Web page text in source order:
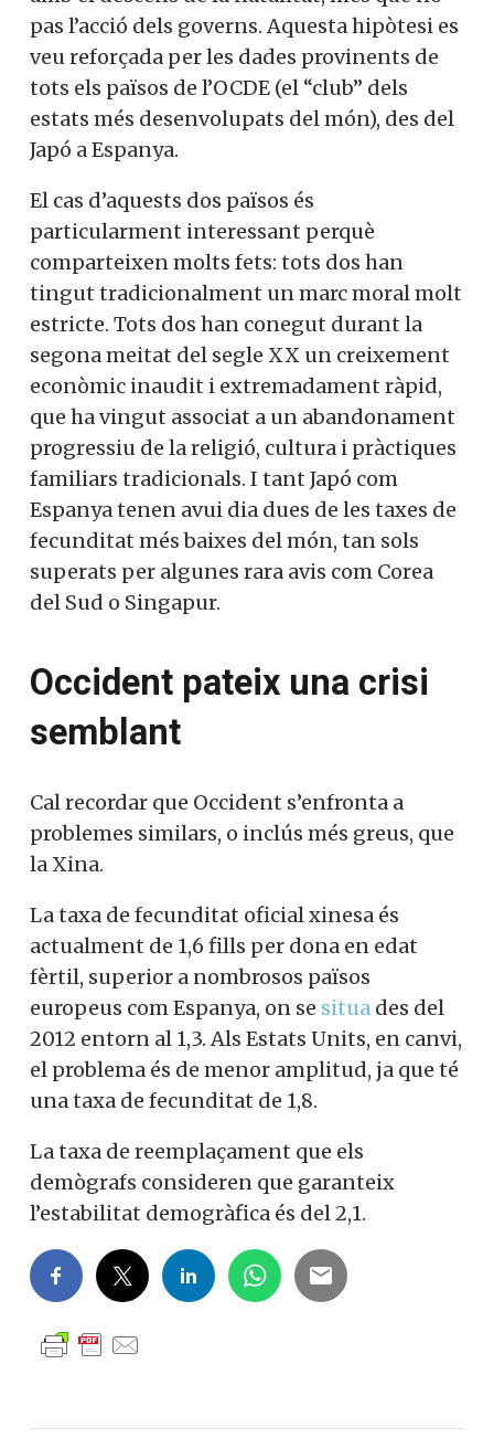
pas l’acció dels governs. Aquesta hipòtesi es
veu reforçada per les dades provinents de
tots els països de l’OCDE (el “club” dels
estats més desenvolupats del món), des del
Japó a Espanya.
El cas d’aquests dos països és
particularment interessant perquè
comparteixen molts fets: tots dos han
tingut tradicionalment un marc moral molt
estricte. Tots dos han conegut durant la
segona meitat del segle XX un creixement
econòmic inaudit i extremadament ràpid,
que ha vingut associat a un abandonament
progressiu de la religió, cultura i pràctiques
familiars tradicionals. I tant Japó com
Espanya tenen avui dia dues de les taxes de
fecunditat més baixes del món, tan sols
superats per algunes rara avis com Corea
del Sud o Singapur.
Occident pateix una crisi
semblant
Cal recordar que Occident s’enfronta a
problemes similars, o inclús més greus, que
la Xina.
La taxa de fecunditat oficial xinesa és
actualment de 1,6 fills per dona en edat
fèrtil, superior a nombrosos països
europeus com Espanya, on se situa des del
2012 entorn al 1,3. Als Estats Units, en canvi,
el problema és de menor amplitud, ja que té
una taxa de fecunditat de 1,8.
La taxa de reemplaçament que els
demògrafs consideren que garanteix
l’estabilitat demogràfica és del 2,1.